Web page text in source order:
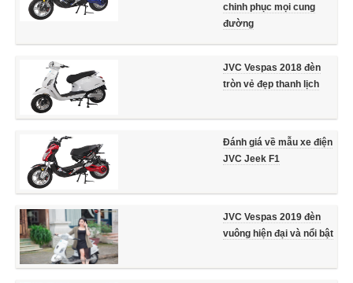
chinh phục mọi cung
đường
JVC Vespas 2018 đèn
tròn vẻ đẹp thanh lịch
Đánh giá về mẫu xe điện
JVC Jeek F1
JVC Vespas 2019 đèn
vuông hiện đại và nổi bật